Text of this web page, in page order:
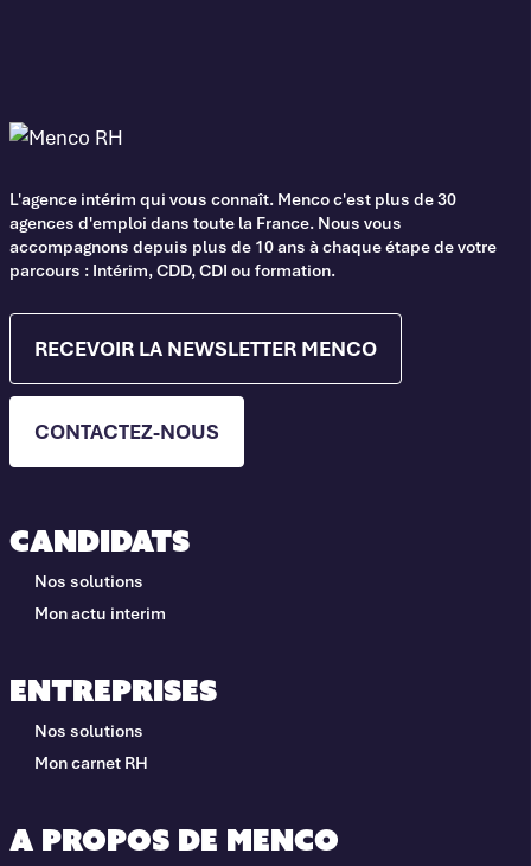
L'agence intérim qui vous connaît. Menco c'est plus de 30
agences d'emploi dans toute la France. Nous vous
accompagnons depuis plus de 10 ans à chaque étape de votre
parcours : Intérim, CDD, CDI ou formation.
RECEVOIR LA NEWSLETTER MENCO
CONTACTEZ-NOUS
Candidats
Nos solutions
Mon actu interim
Entreprises
Nos solutions
Mon carnet RH
A propos de Menco